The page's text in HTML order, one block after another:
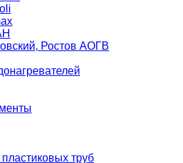
Ростов АОГВ
труб